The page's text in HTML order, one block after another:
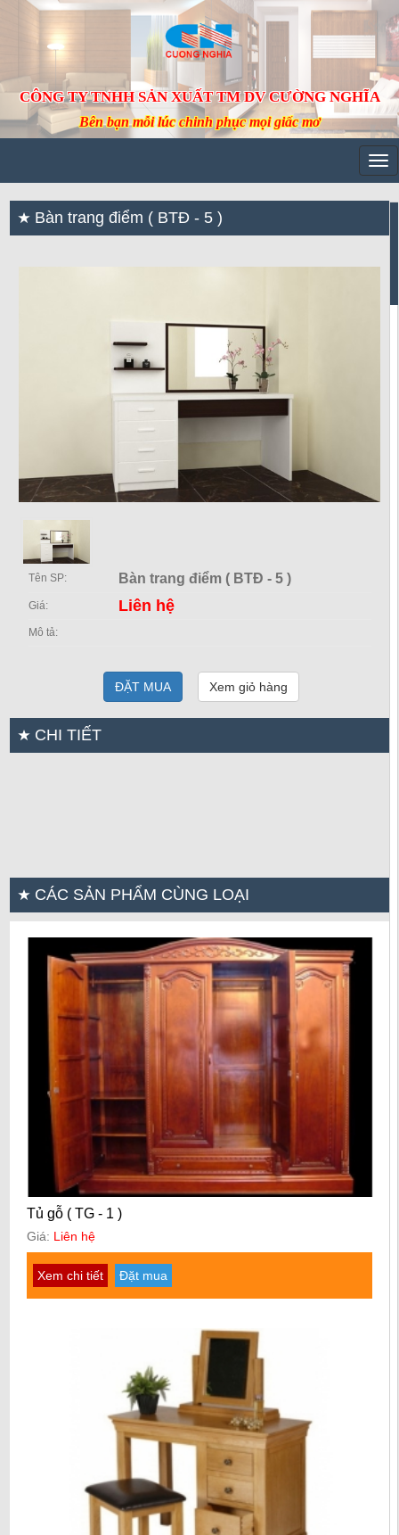
CÔNG TY TNHH SẢN XUẤT TM DV CƯỜNG NGHĨA
Bên bạn mỗi lúc chinh phục mọi giấc mơ
Bàn trang điểm ( BTĐ - 5 )
Tên SP: Bàn trang điểm ( BTĐ - 5 )
Giá: Liên hệ
Mô tả:
ĐẶT MUA Xem giỏ hàng
CHI TIẾT
CÁC SẢN PHẨM CÙNG LOẠI
Tủ gỗ ( TG - 1 )
Giá: Liên hệ
Xem chi tiết Đặt mua